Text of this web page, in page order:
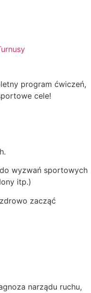
program ćwiczeń,
cele!
wyzwań sportowych
itp.)
zacząć
narządu ruchu,